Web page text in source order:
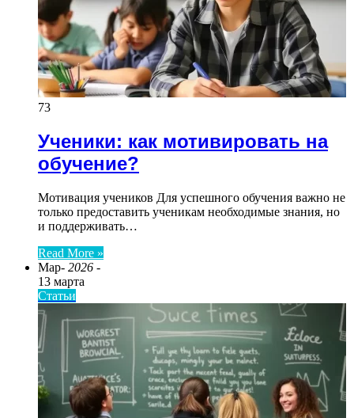
73
Ученики: как мотивировать на
обучение?
Мотивация учеников Для успешного обучения важно не
только предоставить ученикам необходимые знания, но
и поддерживать…
Read More »
Мар- 2026 -
13 марта
Статьи